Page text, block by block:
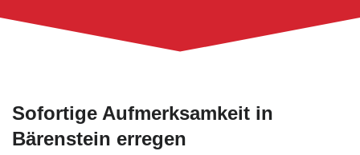
Sofortige Aufmerksamkeit in
Bärenstein erregen